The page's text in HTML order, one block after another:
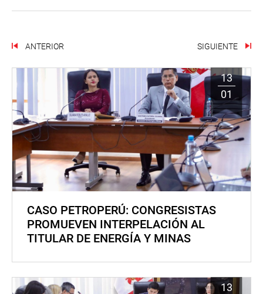
ANTERIOR SIGUIENTE
13
01
CASO PETROPERÚ: CONGRESISTAS
PROMUEVEN INTERPELACIÓN AL
TITULAR DE ENERGÍA Y MINAS
13